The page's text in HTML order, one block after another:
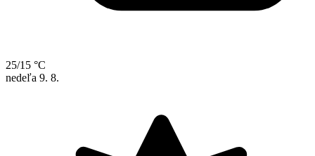
25/15 °C
nedeľa 9. 8.